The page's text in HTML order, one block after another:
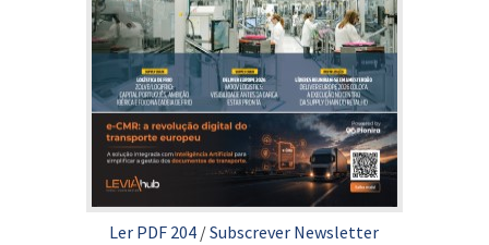
Ler PDF 204 /Subscrever Newsletter